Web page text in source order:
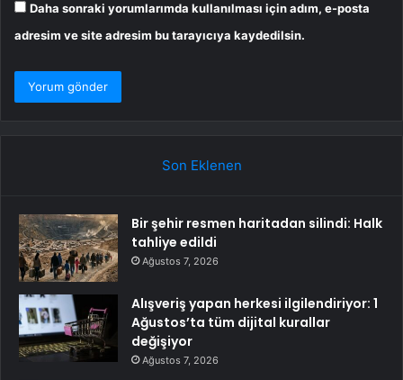
Daha sonraki yorumlarımda kullanılması için adım, e-posta
adresim ve site adresim bu tarayıcıya kaydedilsin.
Son Eklenen
Bir şehir resmen haritadan silindi: Halk
tahliye edildi
Ağustos 7, 2026
Alışveriş yapan herkesi ilgilendiriyor: 1
Ağustos’ta tüm dijital kurallar
değişiyor
Ağustos 7, 2026